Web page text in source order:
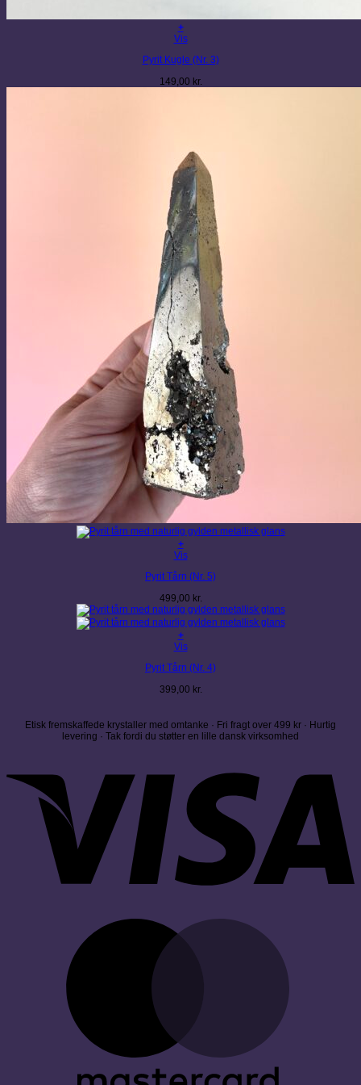
+
Vis
Pyrit Kugle (Nr. 3)
149,00 kr.
+
Vis
Pyrit Tårn (Nr. 5)
499,00 kr.
+
Vis
Pyrit Tårn (Nr. 4)
399,00 kr.
Etisk fremskaffede krystaller med omtanke · Fri fragt over 499 kr · Hurtig
levering · Tak fordi du støtter en lille dansk virksomhed